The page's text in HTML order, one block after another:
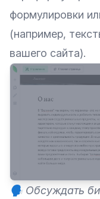
формулировки
(например,
вашего сайта).
🗣️ Обсуждать